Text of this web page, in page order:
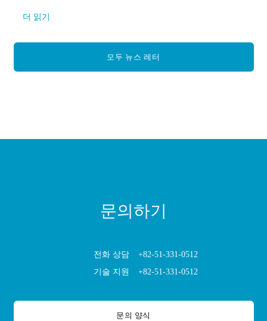
더 읽기
모두 뉴스 레터
문의하기
전화 상담
+82-51-331-0512
기술 지원
+82-51-331-0512
문의 양식